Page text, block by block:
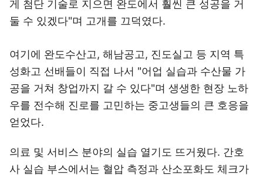
게 첨단 기술로 지으면 완도에서 훨씬 큰 성공을 거
둘 수 있겠다"며 고개를 끄덕였다.
여기에 완도수산고, 해남공고, 진도실고 등 지역 특
성화고 선배들이 직접 나서 "어업 실습과 수산물 가
공을 거쳐 창업까지 갈 수 있다"며 생생한 현장 노하
우를 전수해 진로를 고민하는 중고생들의 큰 호응을
얻었다.
의료 및 서비스 분야의 실습 열기도 뜨거웠다. 간호
사 실습 부스에서는 혈압 측정과 산소포화도 체크가